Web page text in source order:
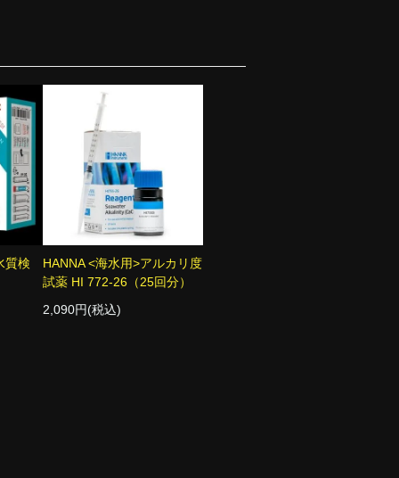
質検
HANNA <海水用>アルカリ度
試薬 HI 772-26（25回分）
2,090円(税込)